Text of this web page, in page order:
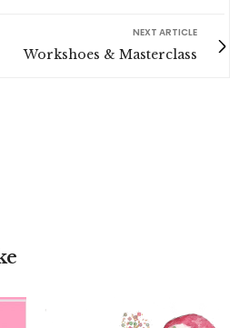
NEXT ARTICLE
Workshoes & Masterclass